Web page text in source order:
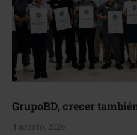
GrupoBD, crecer
4 agosto, 2026